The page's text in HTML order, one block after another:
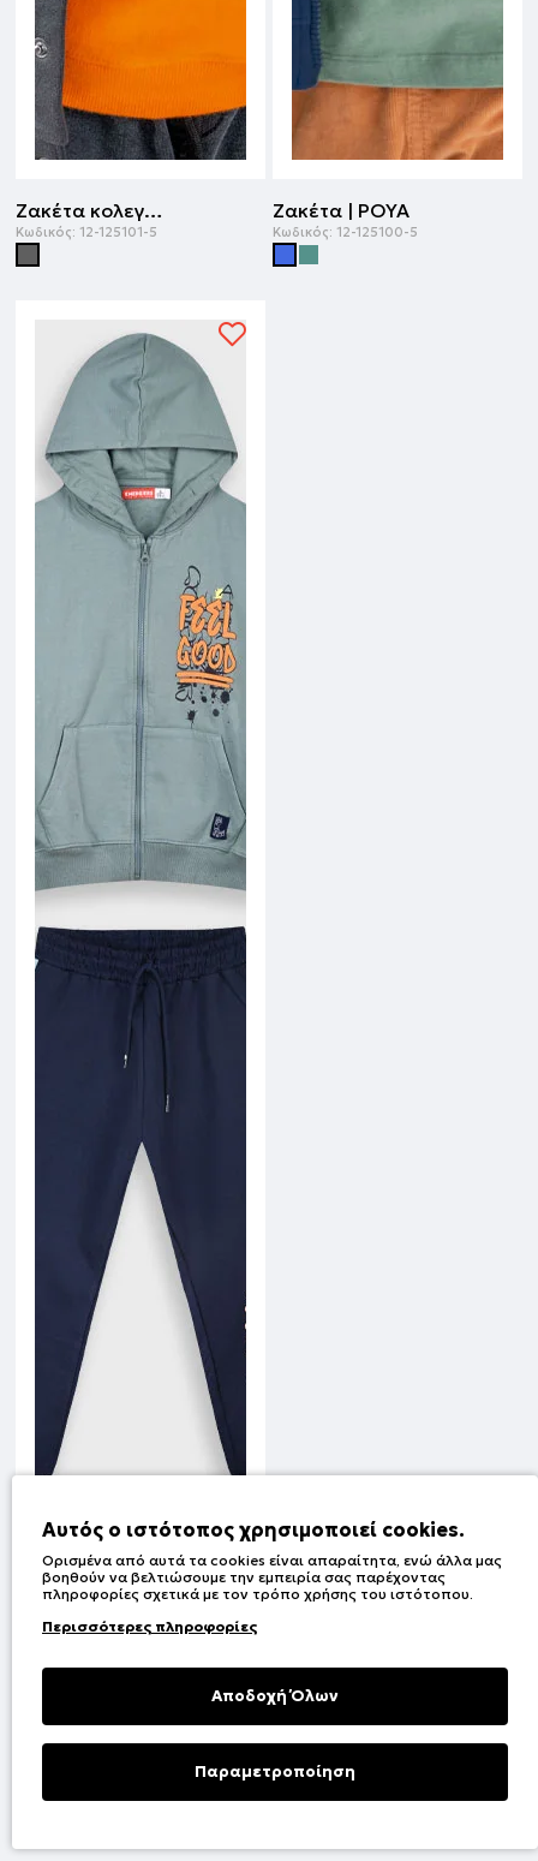
Ζακέτα κολεγίου | ΑΝΘΡΑΚΙ
Κωδικός: 12-125101-5
Ζακέτα | ΡΟΥΑ
Κωδικός: 12-125100-5
Φούτερ φόρμα με τύπωμα | ΜΑΡΕΝ
Κωδικός: 13-125035-0
1 2 3 4 5 6 7 8 9
Αυτός ο ιστότοπος χρησιμοποιεί cookies.
Ορισμένα από αυτά τα cookies είναι απαραίτητα, ενώ άλλα μας
βοηθούν να βελτιώσουμε την εμπειρία σας παρέχοντας
πληροφορίες σχετικά με τον τρόπο χρήσης του ιστότοπου.
Περισσότερες πληροφορίες
Αποδοχή Όλων
Παραμετροποίηση